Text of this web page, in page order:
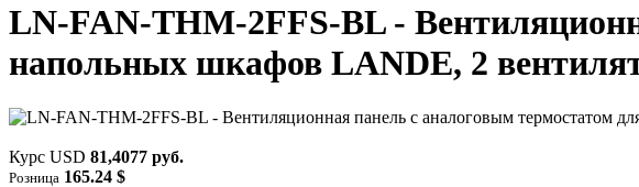
LN-FAN-THM-2FFS-BL -
напольных шкафов LANDE, 2
Курс USD 81,4077 руб.
Розница 165.24 $